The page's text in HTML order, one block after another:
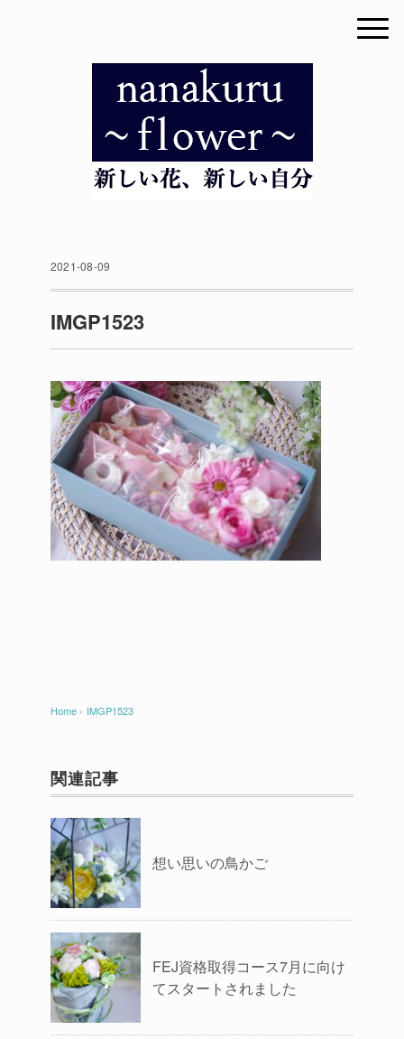
2021-08-09
IMGP1523
Home › IMGP1523
関連記事
想い思いの鳥かご
FEJ資格取得コース7月に向け
てスタートされました